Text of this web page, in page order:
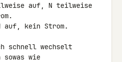
auf, N teilweise
auf, kein Strom.
schnell wechselt
wie